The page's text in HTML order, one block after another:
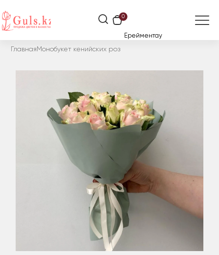
0
Ерейментау
Главная Монобукет кенийских роз